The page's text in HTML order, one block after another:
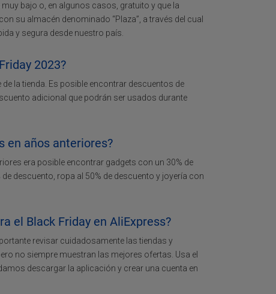
bajo o, en algunos casos, gratuito y que la
su almacén denominado “Plaza”, a través del cual
y segura desde nuestro país.
2023?
la tienda. Es posible encontrar descuentos de
adicional que podrán ser usados durante
en años anteriores?
era posible encontrar gadgets con un 30% de
descuento, ropa al 50% de descuento y joyería con
el Black Friday en AliExpress?
revisar cuidadosamente las tiendas y
no siempre muestran las mejores ofertas. Usa el
descargar la aplicación y crear una cuenta en